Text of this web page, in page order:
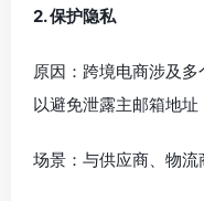
2. 保护隐私
原因：跨境电商涉及
以避免泄露主邮箱地址
场景：与供应商、物流